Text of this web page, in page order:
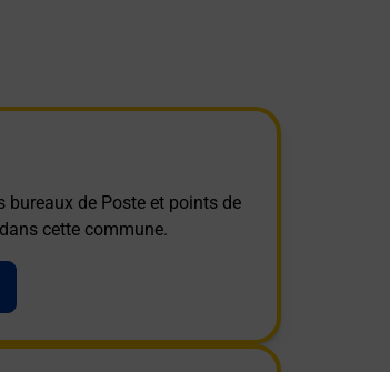
bureaux de Poste et points de
cette commune.